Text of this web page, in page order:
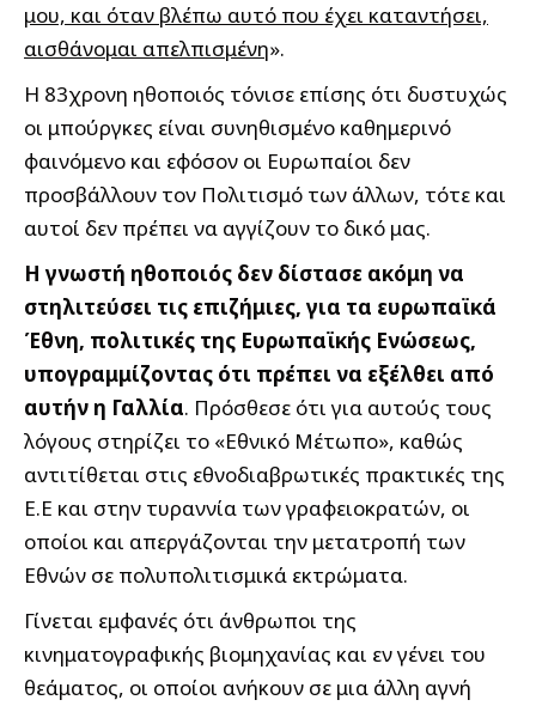
μου, και όταν βλέπω αυτό που έχει καταντήσει,
αισθάνομαι απελπισμένη».
Η 83χρονη ηθοποιός τόνισε επίσης ότι δυστυχώς
οι μπούργκες είναι συνηθισμένο καθημερινό
φαινόμενο και εφόσον οι Ευρωπαίοι δεν
προσβάλλουν τον Πολιτισμό των άλλων, τότε και
αυτοί δεν πρέπει να αγγίζουν το δικό μας.
Η γνωστή ηθοποιός δεν δίστασε ακόμη να
στηλιτεύσει τις επιζήμιες, για τα ευρωπαϊκά
Έθνη, πολιτικές της Ευρωπαϊκής Ενώσεως,
υπογραμμίζοντας ότι πρέπει να εξέλθει από
αυτήν η Γαλλία. Πρόσθεσε ότι για αυτούς τους
λόγους στηρίζει το «Εθνικό Μέτωπο», καθώς
αντιτίθεται στις εθνοδιαβρωτικές πρακτικές της
Ε.Ε και στην τυραννία των γραφειοκρατών, οι
οποίοι και απεργάζονται την μετατροπή των
Εθνών σε πολυπολιτισμικά εκτρώματα.
Γίνεται εμφανές ότι άνθρωποι της
κινηματογραφικής βιομηχανίας και εν γένει του
θεάματος, οι οποίοι ανήκουν σε μια άλλη αγνή